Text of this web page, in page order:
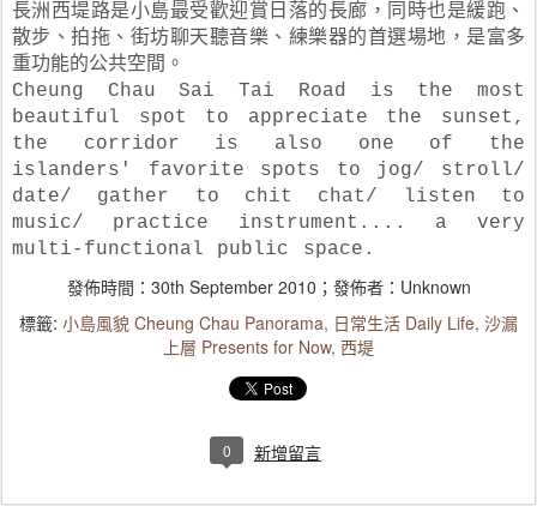
長洲西堤路是小島最受歡迎賞日落的長廊，同時也是緩跑、
散步、拍拖、街坊聊天聽音樂、練樂器的首選場地，是富多
重功能的公共空間。
Cheung Chau Sai Tai Road is the most
beautiful spot to appreciate the sunset,
the corridor is also one of the
islanders' favorite spots to jog/ stroll/
date/ gather to chit chat/ listen to
music/ practice instrument.... a very
multi-functional public space.
發佈時間： 30th September 2010 ；發佈者：Unknown
標籤: 小島風貌 Cheung Chau Panorama 日常生活 Daily Life 沙漏
上層 Presents for Now 西堤
0 新增留言